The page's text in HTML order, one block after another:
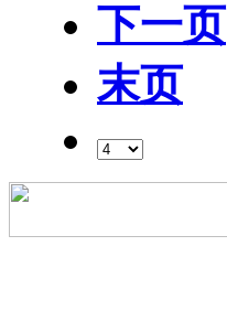
下一页
末页